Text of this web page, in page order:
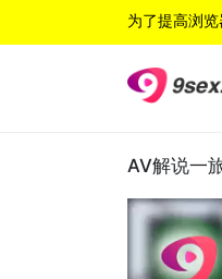
为了提高浏
AV解说一